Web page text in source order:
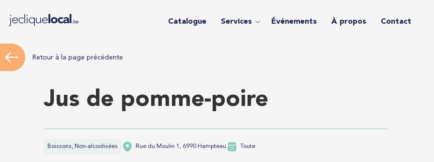
Catalogue Services Événements À propos Contact
Retour à la page précédente
Jus de pomme-poire
Boissons, Non-alcoolisées Rue du Moulin 1, 6990 Hampteau Toute